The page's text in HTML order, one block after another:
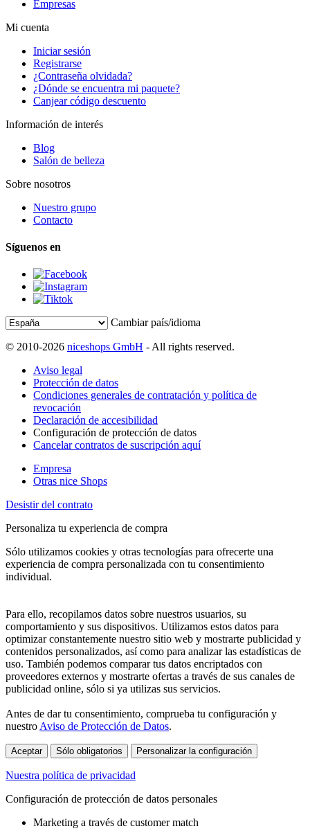
Empresas
Mi cuenta
Iniciar sesión
Registrarse
¿Contraseña olvidada?
¿Dónde se encuentra mi paquete?
Canjear código descuento
Información de interés
Blog
Salón de belleza
Sobre nosotros
Nuestro grupo
Contacto
Síguenos en
Cambiar país/idioma
© 2010-2026 niceshops GmbH - All rights reserved.
Aviso legal
Protección de datos
Condiciones generales de contratación y política de
revocación
Declaración de accesibilidad
Configuración de protección de datos
Cancelar contratos de suscripción aquí
Empresa
Otras nice Shops
Desistir del contrato
Personaliza tu experiencia de compra
Sólo utilizamos cookies y otras tecnologías para ofrecerte una
experiencia de compra personalizada con tu consentimiento
individual.
Para ello, recopilamos datos sobre nuestros usuarios, su
comportamiento y sus dispositivos. Utilizamos estos datos para
optimizar constantemente nuestro sitio web y mostrarte publicidad y
contenidos personalizados, así como para analizar las estadísticas de
uso. También podemos comparar tus datos encriptados con
proveedores externos y mostrarte ofertas a través de sus canales de
publicidad online, sólo si ya utilizas sus servicios.
Antes de dar tu consentimiento, comprueba tu configuración y
nuestro Aviso de Protección de Datos.
Aceptar Sólo obligatorios Personalizar la configuración
Nuestra política de privacidad
Configuración de protección de datos personales
Marketing a través de customer match